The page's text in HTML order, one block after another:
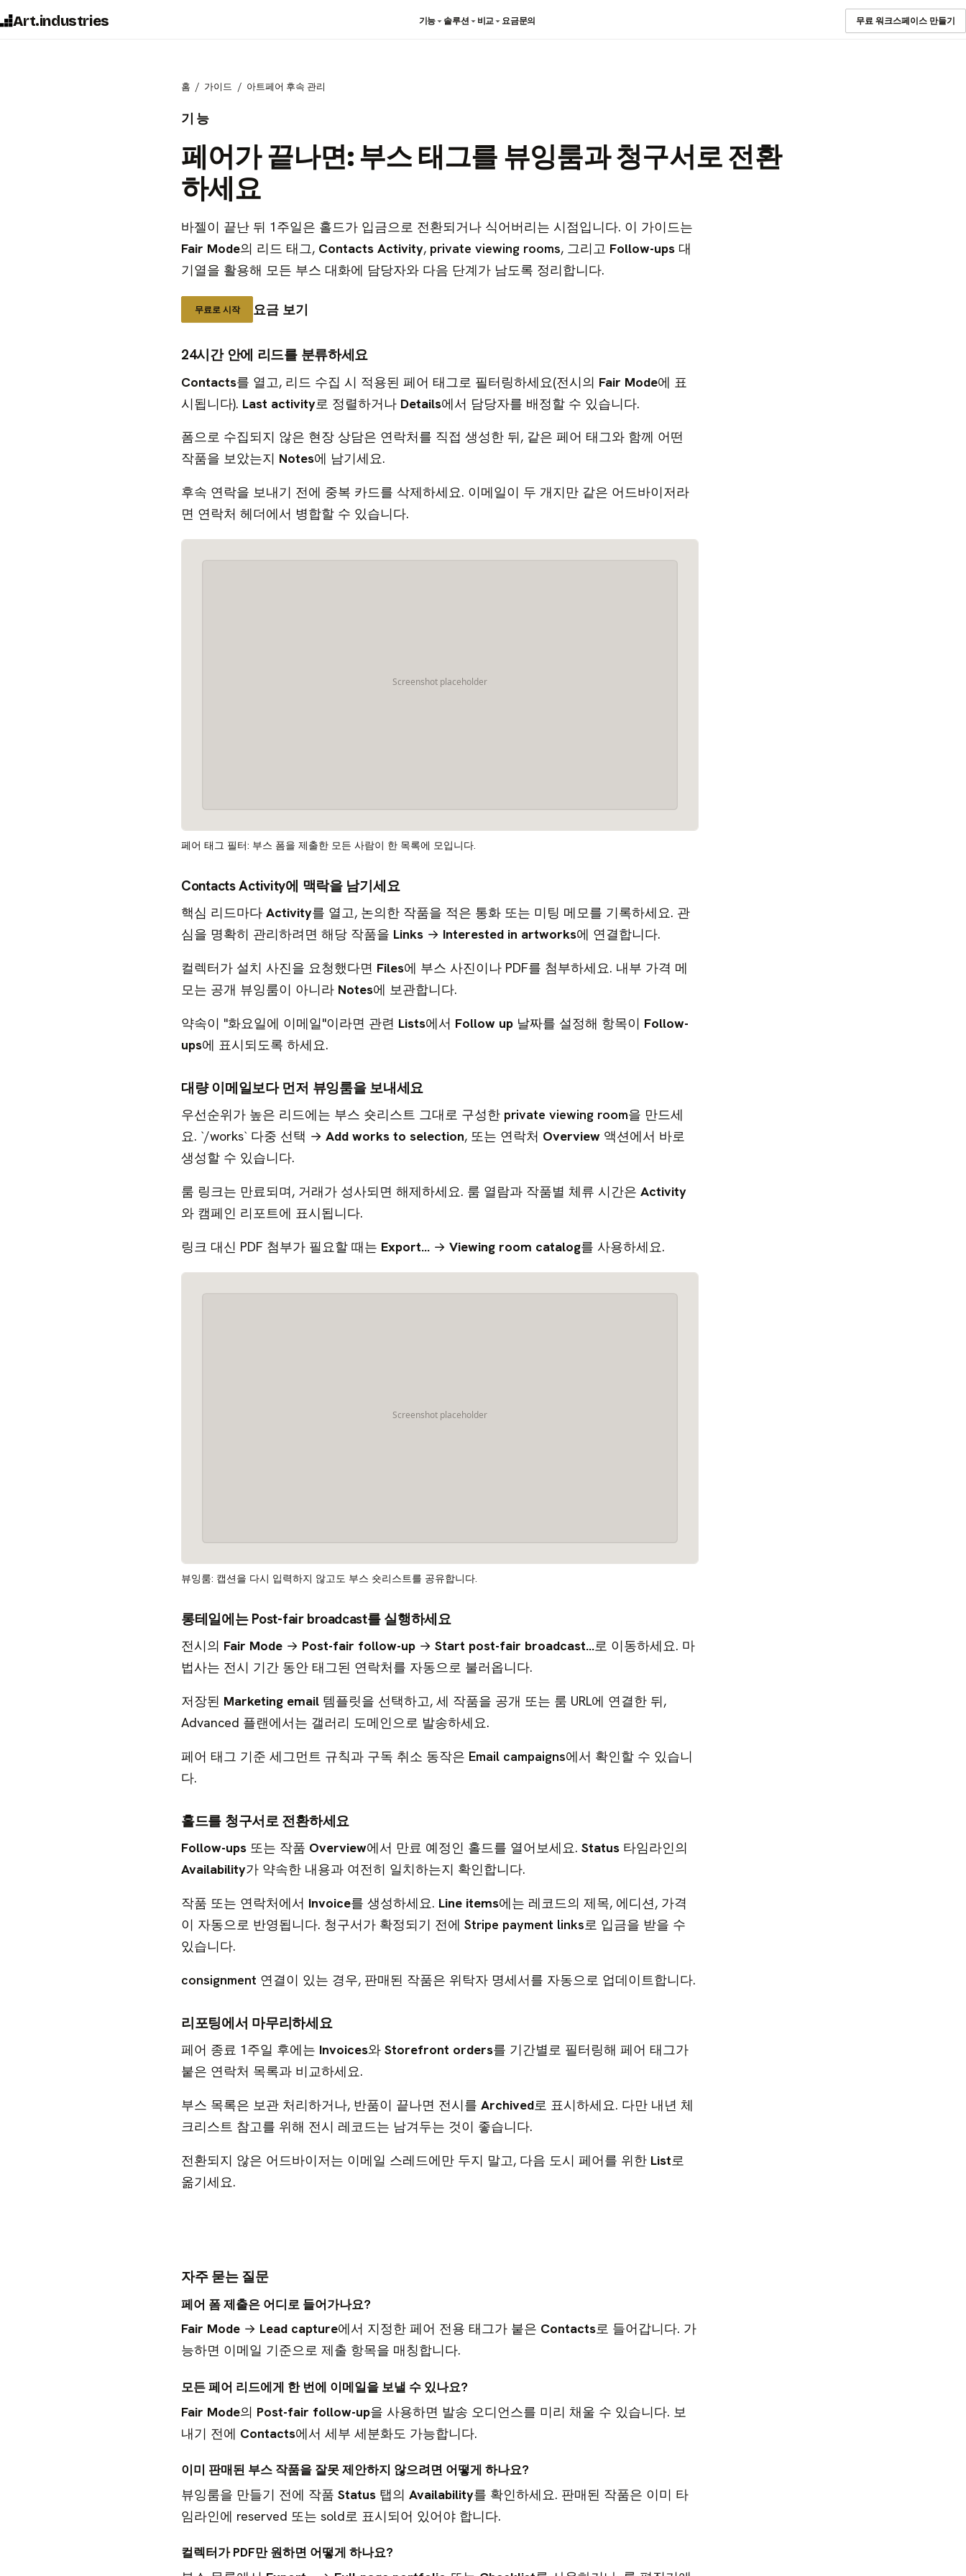
Art.industries 기능 솔루션 비교 요금문의 무료 워크스페이스 만들기
홈 가이드 아트페어 후속 관리
기능
페어가 끝나면: 부스 태그를 뷰잉룸과 청구서로 전환
하세요
바젤이 끝난 뒤 1주일은 홀드가 입금으로 전환되거나 식어버리는 시점입니다. 이 가이드는
Fair Mode의 리드 태그, Contacts Activity, private viewing rooms, 그리고 Follow-ups 대
기열을 활용해 모든 부스 대화에 담당자와 다음 단계가 남도록 정리합니다.
무료로 시작 요금 보기
24시간 안에 리드를 분류하세요
Contacts를 열고, 리드 수집 시 적용된 페어 태그로 필터링하세요(전시의 Fair Mode에 표
시됩니다). Last activity로 정렬하거나 Details에서 담당자를 배정할 수 있습니다.
폼으로 수집되지 않은 현장 상담은 연락처를 직접 생성한 뒤, 같은 페어 태그와 함께 어떤
작품을 보았는지 Notes에 남기세요.
후속 연락을 보내기 전에 중복 카드를 삭제하세요. 이메일이 두 개지만 같은 어드바이저라
면 연락처 헤더에서 병합할 수 있습니다.
페어 태그 필터: 부스 폼을 제출한 모든 사람이 한 목록에 모입니다.
Contacts Activity에 맥락을 남기세요
핵심 리드마다 Activity를 열고, 논의한 작품을 적은 통화 또는 미팅 메모를 기록하세요. 관
심을 명확히 관리하려면 해당 작품을 Links → Interested in artworks에 연결합니다.
컬렉터가 설치 사진을 요청했다면 Files에 부스 사진이나 PDF를 첨부하세요. 내부 가격 메
모는 공개 뷰잉룸이 아니라 Notes에 보관합니다.
약속이 "화요일에 이메일"이라면 관련 Lists에서 Follow up 날짜를 설정해 항목이 Follow-
ups에 표시되도록 하세요.
대량 이메일보다 먼저 뷰잉룸을 보내세요
우선순위가 높은 리드에는 부스 숏리스트 그대로 구성한 private viewing room을 만드세
요. `/works` 다중 선택 → Add works to selection, 또는 연락처 Overview 액션에서 바로
생성할 수 있습니다.
룸 링크는 만료되며, 거래가 성사되면 해제하세요. 룸 열람과 작품별 체류 시간은 Activity
와 캠페인 리포트에 표시됩니다.
링크 대신 PDF 첨부가 필요할 때는 Export… → Viewing room catalog를 사용하세요.
뷰잉룸: 캡션을 다시 입력하지 않고도 부스 숏리스트를 공유합니다.
롱테일에는 Post-fair broadcast를 실행하세요
전시의 Fair Mode → Post-fair follow-up → Start post-fair broadcast…로 이동하세요. 마
법사는 전시 기간 동안 태그된 연락처를 자동으로 불러옵니다.
저장된 Marketing email 템플릿을 선택하고, 세 작품을 공개 또는 룸 URL에 연결한 뒤,
Advanced 플랜에서는 갤러리 도메인으로 발송하세요.
페어 태그 기준 세그먼트 규칙과 구독 취소 동작은 Email campaigns에서 확인할 수 있습니
다.
홀드를 청구서로 전환하세요
Follow-ups 또는 작품 Overview에서 만료 예정인 홀드를 열어보세요. Status 타임라인의
Availability가 약속한 내용과 여전히 일치하는지 확인합니다.
작품 또는 연락처에서 Invoice를 생성하세요. Line items에는 레코드의 제목, 에디션, 가격
이 자동으로 반영됩니다. 청구서가 확정되기 전에 Stripe payment links로 입금을 받을 수
있습니다.
consignment 연결이 있는 경우, 판매된 작품은 위탁자 명세서를 자동으로 업데이트합니다.
리포팅에서 마무리하세요
페어 종료 1주일 후에는 Invoices와 Storefront orders를 기간별로 필터링해 페어 태그가
붙은 연락처 목록과 비교하세요.
부스 목록은 보관 처리하거나, 반품이 끝나면 전시를 Archived로 표시하세요. 다만 내년 체
크리스트 참고를 위해 전시 레코드는 남겨두는 것이 좋습니다.
전환되지 않은 어드바이저는 이메일 스레드에만 두지 말고, 다음 도시 페어를 위한 List로
옮기세요.
자주 묻는 질문
페어 폼 제출은 어디로 들어가나요?
Fair Mode → Lead capture에서 지정한 페어 전용 태그가 붙은 Contacts로 들어갑니다. 가
능하면 이메일 기준으로 제출 항목을 매칭합니다.
모든 페어 리드에게 한 번에 이메일을 보낼 수 있나요?
Fair Mode의 Post-fair follow-up을 사용하면 발송 오디언스를 미리 채울 수 있습니다. 보
내기 전에 Contacts에서 세부 세분화도 가능합니다.
이미 판매된 부스 작품을 잘못 제안하지 않으려면 어떻게 하나요?
뷰잉룸을 만들기 전에 작품 Status 탭의 Availability를 확인하세요. 판매된 작품은 이미 타
임라인에 reserved 또는 sold로 표시되어 있어야 합니다.
컬렉터가 PDF만 원하면 어떻게 하나요?